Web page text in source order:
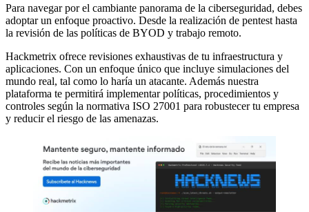
Para navegar por el cambiante panorama de la ciberseguridad, debes
adoptar un enfoque proactivo. Desde la realización de pentest hasta
la revisión de las políticas de BYOD y trabajo remoto.
Hackmetrix ofrece revisiones exhaustivas de tu infraestructura y
aplicaciones. Con un enfoque único que incluye simulaciones del
mundo real, tal como lo haría un atacante. Además nuestra
plataforma te permitirá implementar políticas, procedimientos y
controles según la normativa ISO 27001 para robustecer tu empresa
y reducir el riesgo de las amenazas.